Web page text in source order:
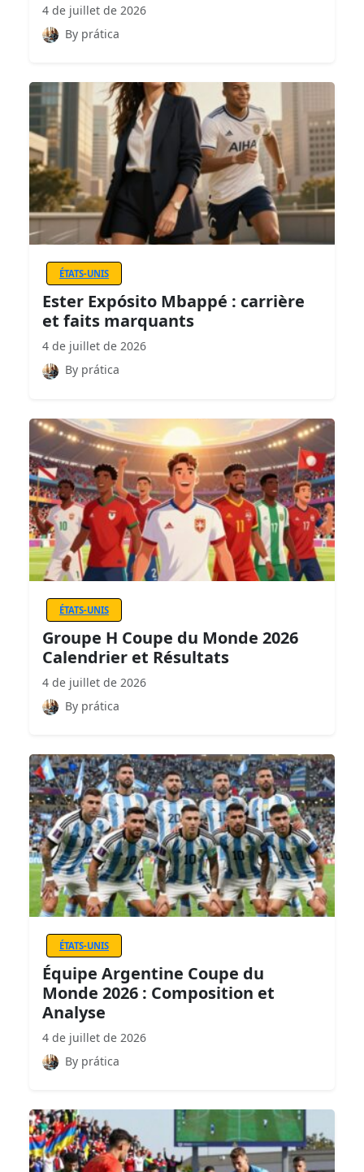
4 de juillet de 2026
By prática
ÉTATS-UNIS
Ester Expósito Mbappé : carrière
et faits marquants
4 de juillet de 2026
By prática
ÉTATS-UNIS
Groupe H Coupe du Monde 2026
Calendrier et Résultats
4 de juillet de 2026
By prática
ÉTATS-UNIS
Équipe Argentine Coupe du
Monde 2026 : Composition et
Analyse
4 de juillet de 2026
By prática